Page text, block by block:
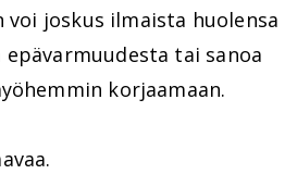
voi joskus ilmaista huolensa
tai sanoa
korjaamaan.